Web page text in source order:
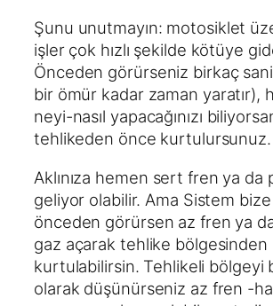
Şunu unutmayın: motosiklet
işler çok hızlı şekilde kötüye
Önceden görürseniz birkaç
bir ömür kadar zaman yaratır),
neyi-nasıl yapacağınızı
tehlikeden önce kurtulursunuz.
Aklınıza hemen sert fren ya da
geliyor olabilir. Ama Sistem
önceden görürsen az fren ya
gaz açarak tehlike bölgesinden
kurtulabilirsin. Tehlikeli bölgeyi
olarak düşünürseniz az fren -